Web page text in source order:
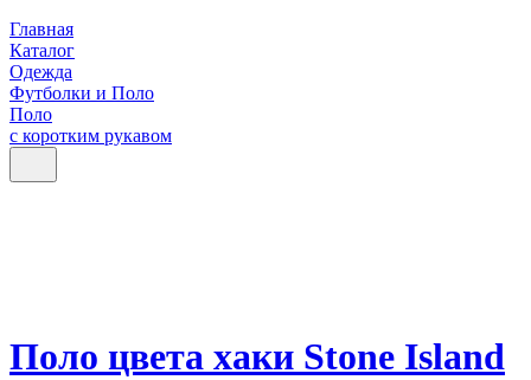
Главная
Каталог
Одежда
Футболки и Поло
Поло
с коротким рукавом
Поло цвета хаки Stone Island